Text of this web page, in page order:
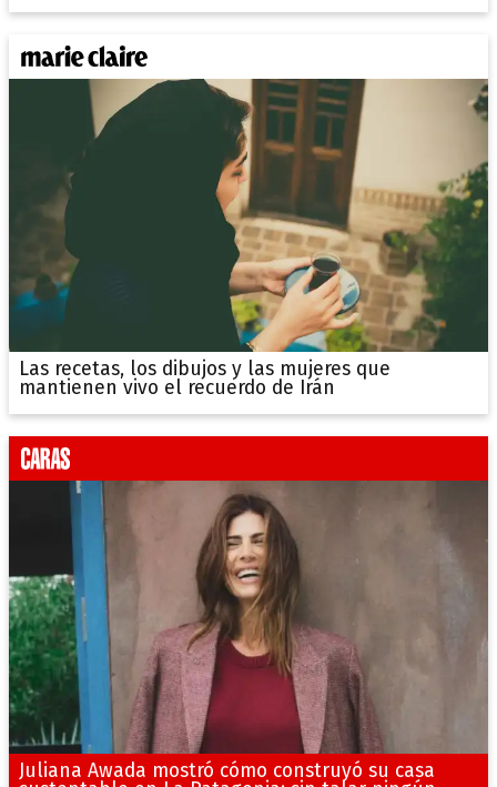
Las recetas, los dibujos y las mujeres que
mantienen vivo el recuerdo de Irán
Juliana Awada mostró cómo construyó su casa